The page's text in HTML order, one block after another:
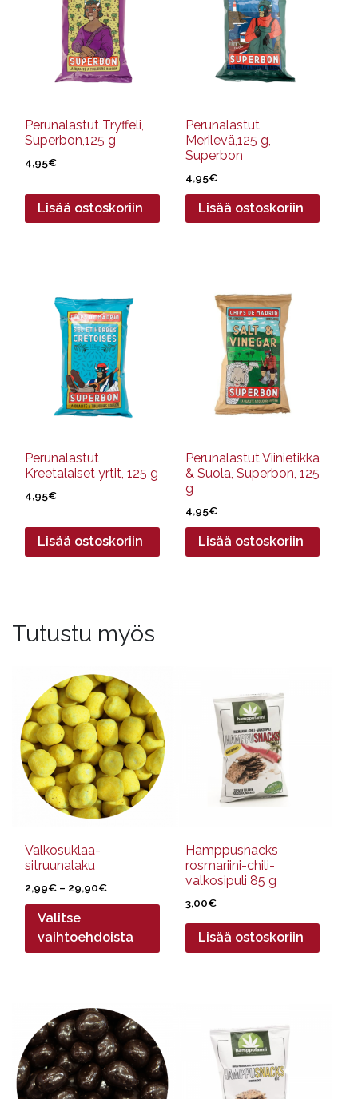
Perunalastut Tryffeli,
Superbon,125 g
4,95€
Lisää ostoskoriin
Perunalastut
Merilevä,125 g,
Superbon
4,95€
Lisää ostoskoriin
Perunalastut
Kreetalaiset yrtit, 125 g
4,95€
Lisää ostoskoriin
Perunalastut Viinietikka
& Suola, Superbon, 125
g
4,95€
Lisää ostoskoriin
Tutustu myös
Valkosuklaa-
sitruunalaku
2,99€ – 29,90€Hintaluokka:
2,99€
29,90€
Valitse
vaihtoehdoista
tuotteella
useampi
muunnelma.
Voit
tehdä
valinnat
sivulla.
Hamppusnacks
rosmariini-chili-
valkosipuli 85 g
3,00€
Lisää ostoskoriin
tuotteella
on
useampi
muunnelma.